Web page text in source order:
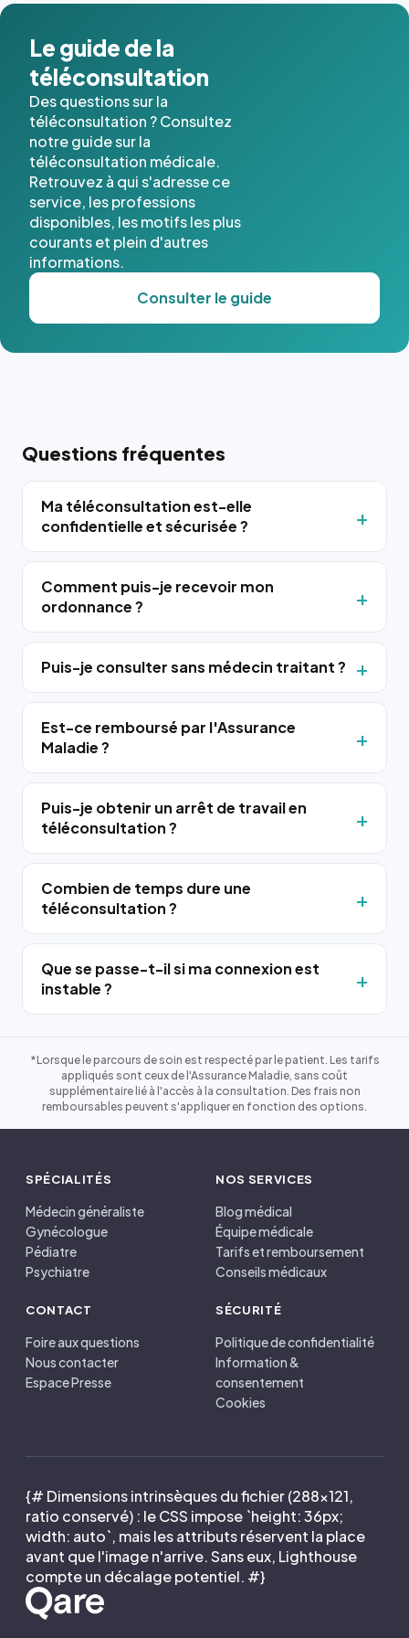
Le guide de la
téléconsultation
Des questions sur la
téléconsultation ? Consultez
notre guide sur la
téléconsultation médicale.
Retrouvez à qui s'adresse ce
service, les professions
disponibles, les motifs les plus
courants et plein d'autres
informations.
Consulter le guide
Questions fréquentes
Ma téléconsultation est-elle
confidentielle et sécurisée ?
Comment puis-je recevoir mon
ordonnance ?
Puis-je consulter sans médecin traitant ?
Est-ce remboursé par l'Assurance
Maladie ?
Puis-je obtenir un arrêt de travail en
téléconsultation ?
Combien de temps dure une
téléconsultation ?
Que se passe-t-il si ma connexion est
instable ?
*Lorsque le parcours de soin est respecté par le patient. Les tarifs
appliqués sont ceux de l'Assurance Maladie, sans coût
supplémentaire lié à l'accès à la consultation. Des frais non
remboursables peuvent s'appliquer en fonction des options.
SPÉCIALITÉS
Médecin généraliste
Gynécologue
Pédiatre
Psychiatre
NOS SERVICES
Blog médical
Équipe médicale
Tarifs et remboursement
Conseils médicaux
CONTACT
Foire aux questions
Nous contacter
Espace Presse
SÉCURITÉ
Politique de confidentialité
Information &
consentement
Cookies
{# Dimensions intrinsèques du fichier (288×121,
ratio conservé) : le CSS impose `height: 36px;
width: auto`, mais les attributs réservent la place
avant que l'image n'arrive. Sans eux, Lighthouse
compte un décalage potentiel. #}